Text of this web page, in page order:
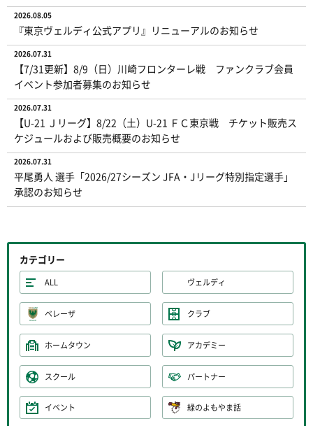
2026.08.05
『東京ヴェルディ公式アプリ』リニューアルのお知らせ
2026.07.31
【7/31更新】8/9（日）川崎フロンターレ戦 ファンクラブ会員
イベント参加者募集のお知らせ
2026.07.31
【U-21 Ｊリーグ】8/22（土）U-21 ＦＣ東京戦 チケット販売ス
ケジュールおよび販売概要のお知らせ
2026.07.31
平尾勇人 選手「2026/27シーズン JFA・Jリーグ特別指定選手」
承認のお知らせ
カテゴリー
ALL ヴェルディ
ベレーザ クラブ
ホームタウン アカデミー
スクール パートナー
イベント 緑のよもやま話